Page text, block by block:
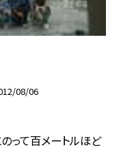
08/06
って百メートルほど